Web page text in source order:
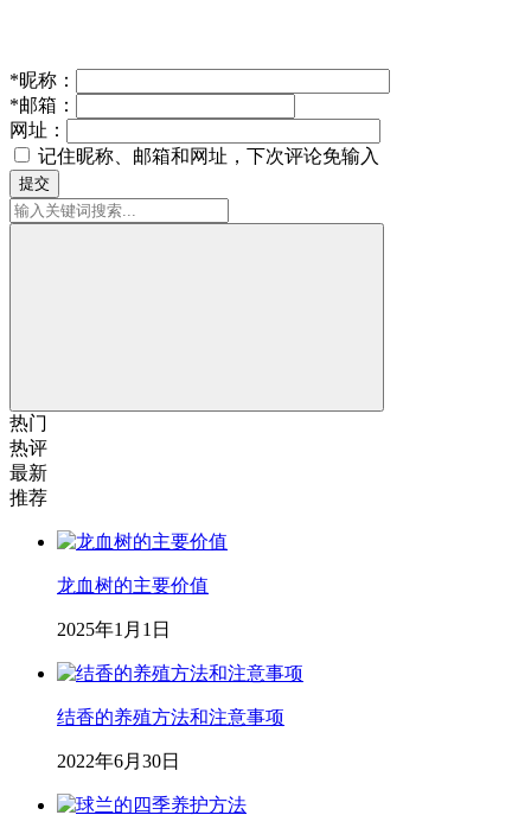
*昵称：
*邮箱：
网址：
记住昵称、邮箱和网址，下次评论免输入
提交
热门
热评
最新
推荐
龙血树的主要价值
2025年1月1日
结香的养殖方法和注意事项
2022年6月30日